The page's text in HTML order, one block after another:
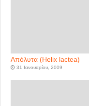
Απόλυτα (Helix lactea)
31 Ιανουαρίου, 2009